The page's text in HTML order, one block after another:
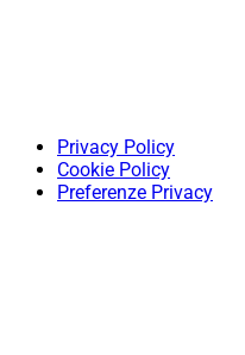
Privacy Policy
Cookie Policy
Preferenze Privacy